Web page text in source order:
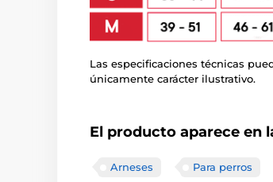
Las especificaciones técnicas
únicamente carácter ilustrativo.
El producto aparece en
Arneses Para perros